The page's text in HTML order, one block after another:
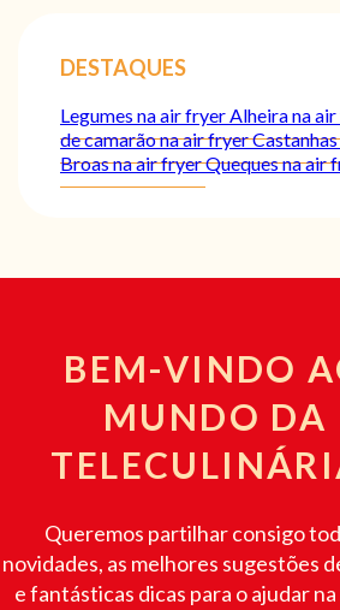
DESTAQUES
Legumes na air fryerAlheira na
de camarão na air fryer
Broas na air fryerQueques na air
BEM-VINDO
MUNDO DA
Queremos partilhar consigo
novidades, as melhores sugestões
e fantásticas dicas para o ajudar